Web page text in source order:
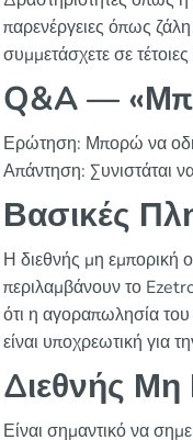
παρενέργειες όπως
συμμετάσχετε σε
Q&A —
Ερώτηση: Μπορώ να
Απάντηση: Συνιστάται
Βασικές
Η διεθνής μη εμπορική
περιλαμβάνουν το
ότι η αγοραπωλησία
είναι υποχρεωτική για
Διεθνής Μη
Είναι σημαντικό να